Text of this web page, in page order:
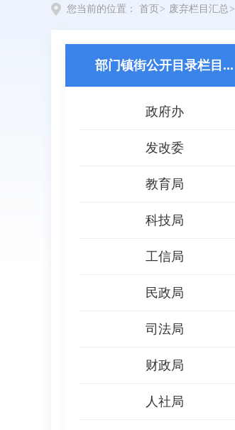
您当前的位置： 首页 > 废弃栏目汇总 >
部门镇街公开目录栏目...
政府办
发改委
教育局
科技局
工信局
民政局
司法局
财政局
人社局